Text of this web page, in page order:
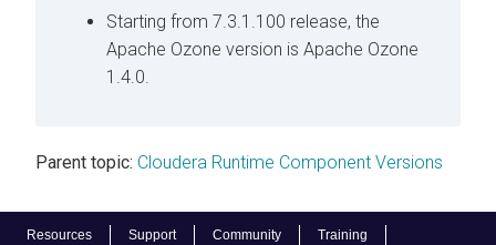
Resources Support Community Training
Starting from 7.3.1.100 release, the
Apache Ozone version is Apache Ozone
1.4.0.
Parent topic: Cloudera Runtime Component Versions